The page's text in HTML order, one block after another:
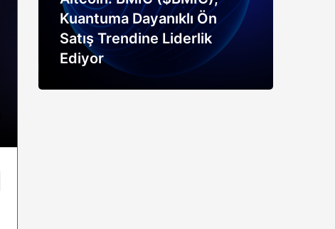
Kuantuma Dayanıklı Ön
Satış Trendine Liderlik
Ediyor